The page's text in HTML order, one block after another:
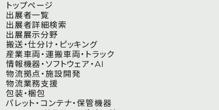
トップページ
出展者⼀覧
出展者詳細検索
出展展示分野
搬送・仕分け・ピッキング
産業車両・運搬車両・トラック
情報機器・ソフトウェア・AI
物流拠点・施設開発
物流業務支援
包装・梱包
パレット・コンテナ・保管機器